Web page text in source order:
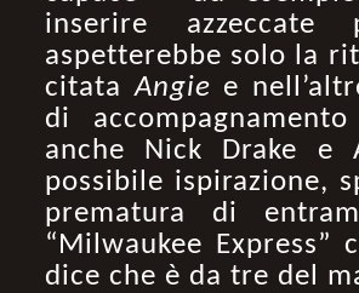
inserire
aspetterebbe solo la
citataAngie e
di
anche Nick Drake
possibile ispirazione,
prematura di
“Milwaukee
dice che è da tre del